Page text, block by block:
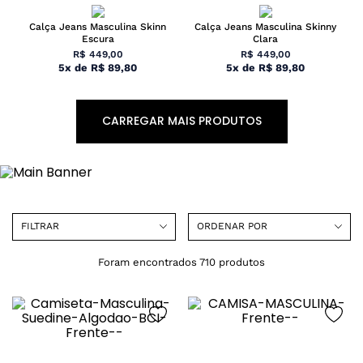
Calça Jeans Masculina Skinn
Escura
R$ 449,00
5x de R$ 89,80
Calça Jeans Masculina Skinny
Clara
R$ 449,00
5x de R$ 89,80
CARREGAR MAIS PRODUTOS
FILTRAR ORDENAR POR
710 produtos